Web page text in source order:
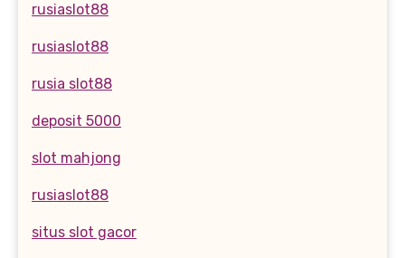
rusiaslot88
rusiaslot88
rusia slot88
deposit 5000
slot mahjong
rusiaslot88
situs slot gacor